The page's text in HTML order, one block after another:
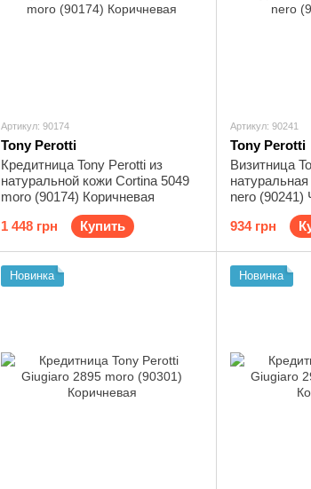
Артикул: 90174
Tony Perotti
Кредитница Tony Perotti из
натуральной кожи Cortina 5049
moro (90174) Коричневая
1 448 грн
Купить
Артикул: 90241
Tony Perotti
Визитница
nero (90241)
934 грн
Новинка Новинка